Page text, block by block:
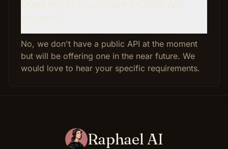
No, we don't have a public API at the moment
but will be offering one in the near future. We
would love to hear your specific requirements.
Raphael AI